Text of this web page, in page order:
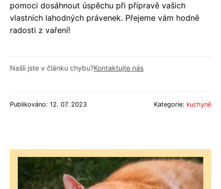
pomoci dosáhnout úspěchu při přípravě vašich
vlastních lahodných právenek. Přejeme vám hodně
radosti z vaření!
Našli jste v článku chybu?Kontaktujte nás
Publikováno: 12. 07. 2023 Kategorie: kuchyně